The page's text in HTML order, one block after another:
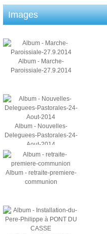
Images
Album - Marche-
Paroissiale-27.9.2014
Album - Nouvelles-
Deleguees-Pastorales-24-
Aout-2014
Album - retraite-premiere-
communion